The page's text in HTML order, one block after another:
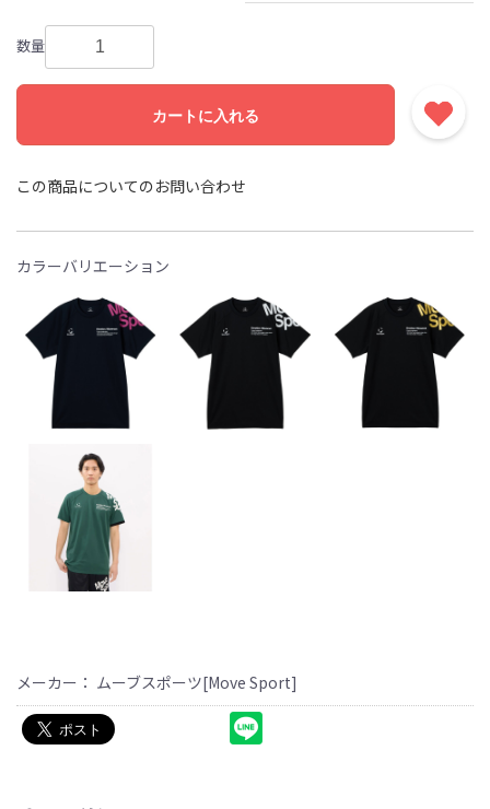
数量
カートに入れる
この商品についてのお問い合わせ
カラーバリエーション
メーカー： ムーブスポーツ[Move Sport]